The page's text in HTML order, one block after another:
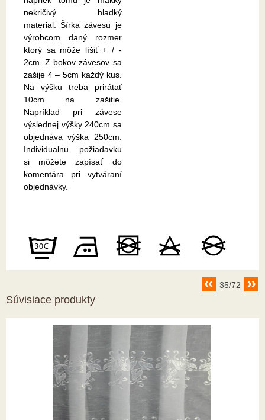
nekričivý hladký
material. Šírka závesu je
výrobcom daný rozmer
ktorý sa môže líšiť + / -
2cm. Z bokov závesov sa
zašije 4 – 5cm každý kus.
Na výšku treba prirátať
10cm na zašitie.
Napríklad pri závese
výslednej výšky 240cm sa
objednáva výška 250cm.
Individualnu požiadavku
si môžete zapísať do
komentára pri vytváraní
objednávky.
35/72
Súvisiace produkty